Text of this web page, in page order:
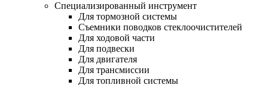
Специализированный инструмент
Для тормозной системы
Съемники поводков стеклоочистителей
Для ходовой части
Для подвески
Для двигателя
Для трансмиссии
Для топливной системы